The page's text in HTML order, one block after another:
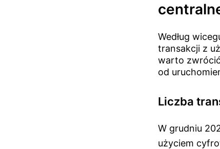
Według
transakcji z
warto
od
Liczba
W grudniu
użyciem